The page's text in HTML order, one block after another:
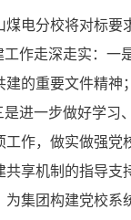
煤电分校将对标要
工作走深走实：一
的重要文件精神
是进一步做好学习
工作，做实做强党
共享机制的指导支
为集团构建党校系